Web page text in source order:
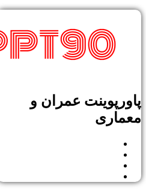
پاورپوینت عمران و
معماری